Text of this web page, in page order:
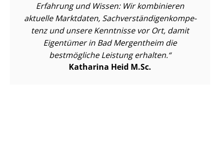
Erfahrung und Wissen: Wir kombinieren
aktuelle Marktdaten, Sach­ver­stän­di­gen­kom­pe­
tenz und unsere Kenntnisse vor Ort, damit
Eigentümer in Bad Mergentheim die
bestmögliche Leistung erhalten.
Katharina Heid M.Sc.